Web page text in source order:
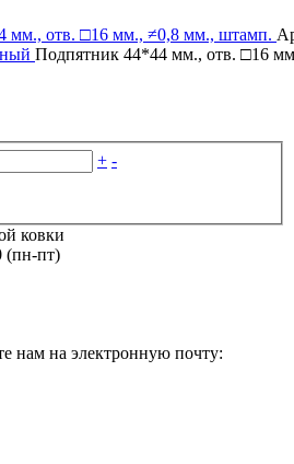
Подпятник 44*44 мм., отв. □16
+ -
ковки
(пн-пт)
нам на электронную почту: